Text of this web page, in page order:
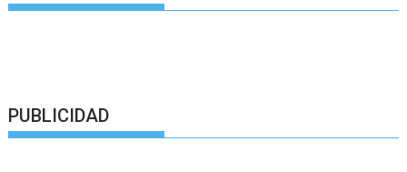
PUBLICIDAD